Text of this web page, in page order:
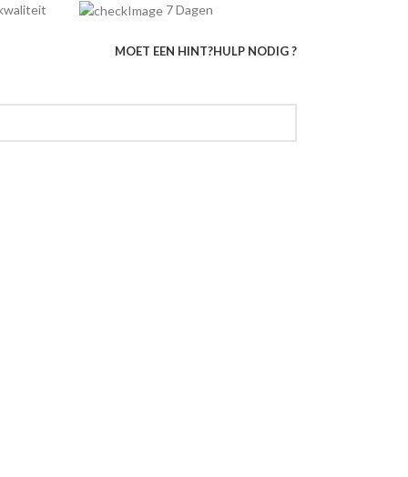
kwaliteit
7 Dagen
MOET EEN HINT?HULP NODIG ?